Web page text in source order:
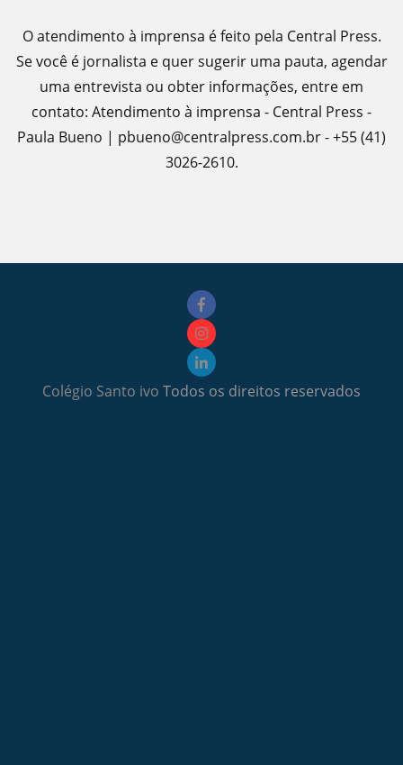
O atendimento à imprensa é feito pela Central Press.
Se você é jornalista e quer sugerir uma pauta, agendar
uma entrevista ou obter informações, entre em
contato: Atendimento à imprensa - Central Press -
Paula Bueno | pbueno@centralpress.com.br - +55 (41)
3026-2610.
Colégio Santo ivo Todos os direitos reservados